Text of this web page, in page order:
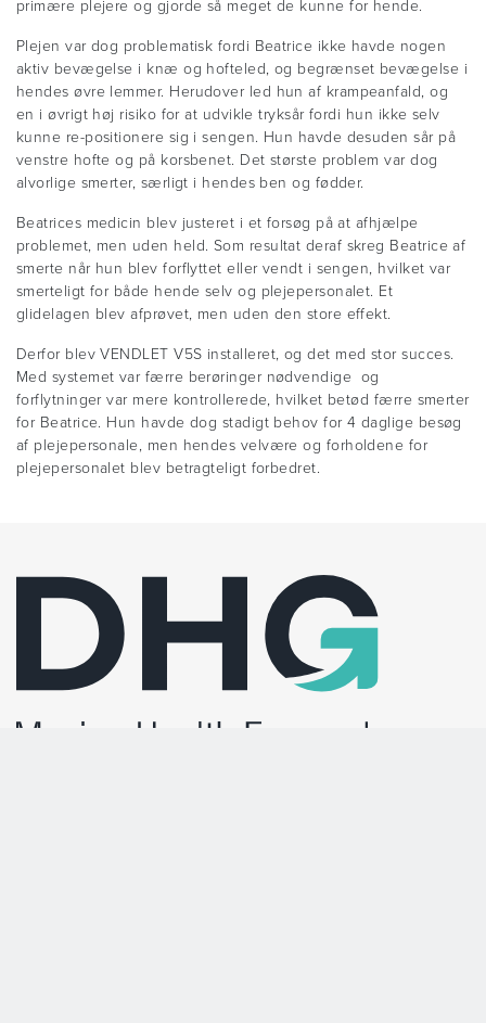
primære plejere og gjorde så meget de kunne for hende.
Plejen var dog problematisk fordi Beatrice ikke havde nogen
aktiv bevægelse i knæ og hofteled, og begrænset bevægelse i
hendes øvre lemmer. Herudover led hun af krampeanfald, og
en i øvrigt høj risiko for at udvikle tryksår fordi hun ikke selv
kunne re-positionere sig i sengen. Hun havde desuden sår på
venstre hofte og på korsbenet. Det største problem var dog
alvorlige smerter, særligt i hendes ben og fødder.
Beatrices medicin blev justeret i et forsøg på at afhjælpe
problemet, men uden held. Som resultat deraf skreg Beatrice af
smerte når hun blev forflyttet eller vendt i sengen, hvilket var
smerteligt for både hende selv og plejepersonalet. Et
glidelagen blev afprøvet, men uden den store effekt.
Derfor blev VENDLET V5S installeret, og det med stor succes.
Med systemet var færre berøringer nødvendige og
forflytninger var mere kontrollerede, hvilket betød færre smerter
for Beatrice. Hun havde dog stadigt behov for 4 daglige besøg
af plejepersonale, men hendes velvære og forholdene for
plejepersonalet blev betragteligt forbedret.